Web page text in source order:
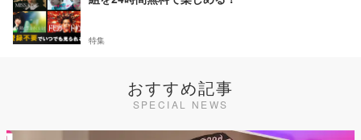
特集
おすすめ記事
SPECIAL NEWS